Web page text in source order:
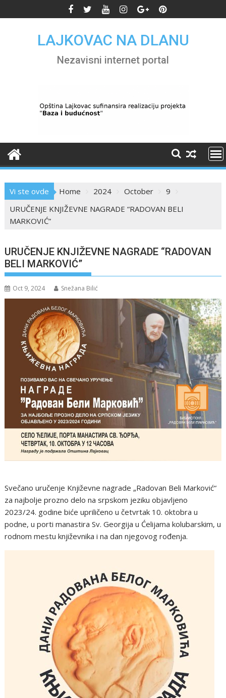
to
LAJKOVAC NA DLANU
Nezavisni internet portal
Vi ste ovde Home 2024 October
9
URUČENJE KNJIŽEVNE NAGRADE “RADOVAN BELI
MARKOVIĆ”
URUČENJE KNJIŽEVNE NAGRADE “RADOVAN
BELI MARKOVIĆ”
Oct 9, 2024 Snežana Bilić
Svečano uručenje Književne nagrade „Radovan Beli Marković“
za najbolje prozno delo na srpskom jeziku objavljeno
2023/24. godine biće upriličeno u četvrtak 10. oktobra u
podne, u porti manastira Sv. Georgija u Ćelijama kolubarskim, u
rodnom mestu književnika i na dan njegovog rođenja.